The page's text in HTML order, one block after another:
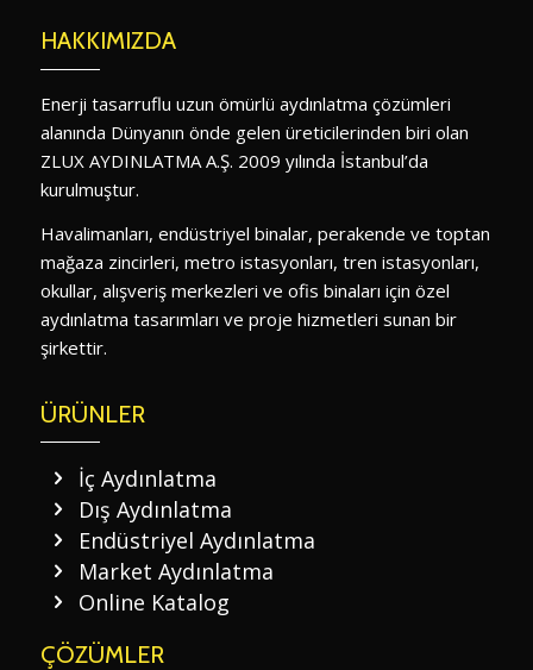
HAKKIMIZDA
Enerji tasarruflu uzun ömürlü aydınlatma çözümleri
alanında Dünyanın önde gelen üreticilerinden biri olan
ZLUX AYDINLATMA A.Ş. 2009 yılında İstanbul’da
kurulmuştur.
Havalimanları, endüstriyel binalar, perakende ve toptan
mağaza zincirleri, metro istasyonları, tren istasyonları,
okullar, alışveriş merkezleri ve ofis binaları için özel
aydınlatma tasarımları ve proje hizmetleri sunan bir
şirkettir.
ÜRÜNLER
İç Aydınlatma
Dış Aydınlatma
Endüstriyel Aydınlatma
Market Aydınlatma
Online Katalog
ÇÖZÜMLER